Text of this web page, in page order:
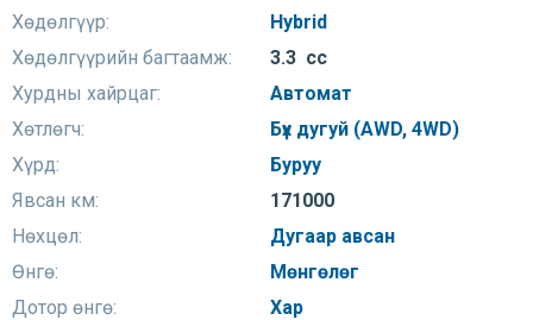
Хөдөлгүүр:
Hybrid
Хөдөлгүүрийн багтаамж:
3.3 сс
Хурдны хайрцаг:
Автомат
Хөтлөгч:
Бүх дугуй (AWD, 4WD)
Хүрд:
Буруу
Явсан км:
171000
Нөхцөл:
Дугаар авсан
Өнгө:
Мөнгөлөг
Дотор өнгө:
Хар